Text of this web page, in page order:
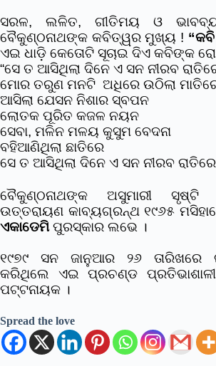
ସରଳ, ଲଳିତ, ଗୀତିମୟ ଓ
ବୈକୁଣ୍ଠନାଥଙ୍କ କବିତ୍ୱର ମୁଖ୍ୟ !
ଏଇ ଧାଡ଼ି କେତୋଟି ସୂଚାଇ ଦିଏ କବିଙ୍କ
“ସେ ତ ଆସିଥିଲା ଦିନେ ଏ ସନ ନୀରବ
ମୋର ତରୁଣ ମନଟି ଅଧିରେ ଉଠିଲା
ଆସିଲା ଯେସନ ନିଶାର ସ୍ବପନ
ଲୋତକ ପୂରିତ କଜଳ ନୟନ
ସେବା, ମଳିନ ମଳୟ କୁସୁମ ବେଦନା
ବହିଆଣିଥିଲା ଛାତିରେ
ସେ ତ ଆସିଥିଲା ଦିନେ ଏ ସନ ନୀରବ ରାତିରେ
ବୈକୁଣ୍ଠନାଥଙ୍କ ଅସୁମାରୀ
ଉତ୍ତରାୟଣ କାବ୍ୟଗ୍ରନ୍ଥ ୧୯୬୫
ଏକାଡେମିପୁରସ୍କାର ଲଭେ ।
୧୯୭୯ ସନ ଜାନୁଆର ୨୬ ତାରିଖରେ
କରିଥିଲେ ଏଇ ପ୍ରଚଣ୍ଡ
ପଟ୍ଟନାୟକ ।
Spread the love